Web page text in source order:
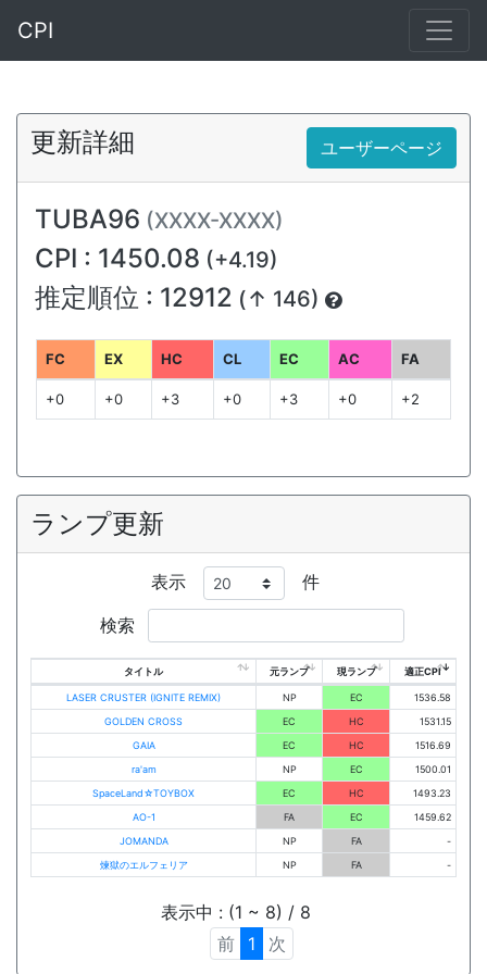
CPI
更新詳細 ユーザーページ
TUBA96 (XXXX-XXXX)
CPI : 1450.08 (+4.19)
推定順位 : 12912 (↑ 146)
FC EX HC CL EC AC FA
+0 +0 +3 +0 +3 +0 +2
ランプ更新
表示 件
検索
タイトル 元ランプ 現ランプ 適正CPI
LASER CRUSTER (IGNITE REMIX) NP EC
1536.58
GOLDEN CROSS
EC HC
1531.15
GAIA
EC HC
1516.69
ra'am
NP EC
1500.01
SpaceLand☆TOYBOX
EC HC
1493.23
AO-1
FA EC
1459.62
JOMANDA
NP FA
-
煉獄のエルフェリア
NP FA -
表示中 : (1 ~ 8) / 8
前
1 次